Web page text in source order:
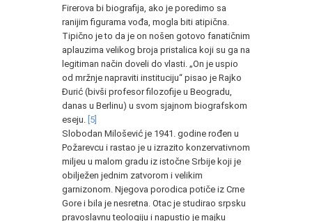
Firerova bi biografija, ako je poredimo sa
ranijim figurama vođa, mogla biti atipična.
Tipično je to da je on nošen gotovo fanatičnim
aplauzima velikog broja pristalica koji su ga na
legitiman način doveli do vlasti. „On je uspio
od mržnje napraviti instituciju“ pisao je Rajko
Đurić (bivši profesor filozofije u Beogradu,
danas u Berlinu) u svom sjajnom biografskom
eseju.
[5]
Slobodan Milošević je 1941. godine rođen u
Požarevcu i rastao je u izrazito konzervativnom
miljeu u malom gradu iz istočne Srbije koji je
obilježen jednim zatvorom i velikim
garnizonom. Njegova porodica potiče iz Crne
Gore i bila je nesretna. Otac je studirao srpsku
pravoslavnu teologiju i napustio je majku